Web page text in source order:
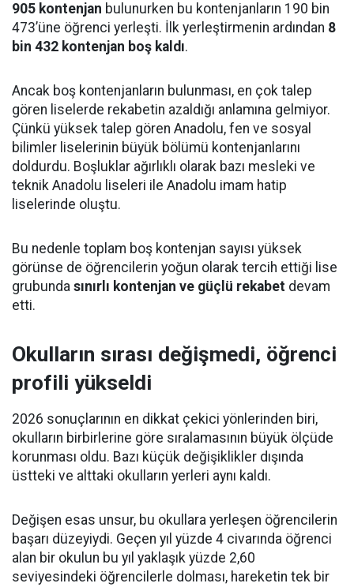
905 kontenjan bulunurken bu kontenjanların 190 bin
473’üne öğrenci yerleşti. İlk yerleştirmenin ardından 8
bin 432 kontenjan boş kaldı.
Ancak boş kontenjanların bulunması, en çok talep
gören liselerde rekabetin azaldığı anlamına gelmiyor.
Çünkü yüksek talep gören Anadolu, fen ve sosyal
bilimler liselerinin büyük bölümü kontenjanlarını
doldurdu. Boşluklar ağırlıklı olarak bazı mesleki ve
teknik Anadolu liseleri ile Anadolu imam hatip
liselerinde oluştu.
Bu nedenle toplam boş kontenjan sayısı yüksek
görünse de öğrencilerin yoğun olarak tercih ettiği lise
grubunda sınırlı kontenjan ve güçlü rekabet devam
etti.
Okulların sırası değişmedi, öğrenci
profili yükseldi
2026 sonuçlarının en dikkat çekici yönlerinden biri,
okulların birbirlerine göre sıralamasının büyük ölçüde
korunması oldu. Bazı küçük değişiklikler dışında
üstteki ve alttaki okulların yerleri aynı kaldı.
Değişen esas unsur, bu okullara yerleşen öğrencilerin
başarı düzeyiydi. Geçen yıl yüzde 4 civarında öğrenci
alan bir okulun bu yıl yaklaşık yüzde 2,60
seviyesindeki öğrencilerle dolması, hareketin tek bir